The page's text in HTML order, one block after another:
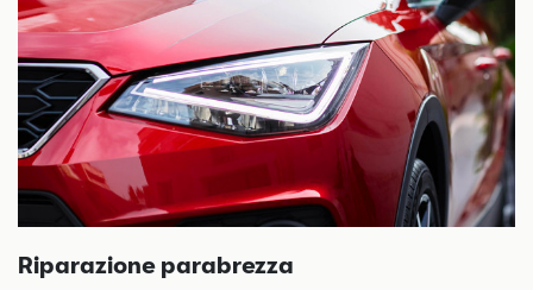
Riparazione parabrezza